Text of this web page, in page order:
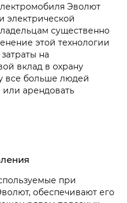
Эволют
электрической
существенно
этой технологии
на
вклад в охрану
все больше людей
арендовать
при
обеспечивают его